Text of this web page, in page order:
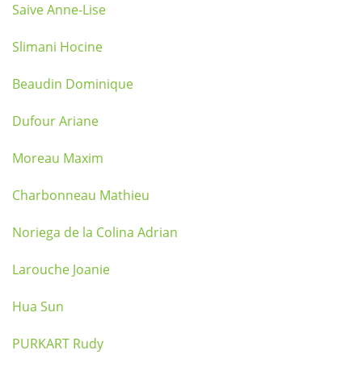
Saive Anne-Lise
Slimani Hocine
Beaudin Dominique
Dufour Ariane
Moreau Maxim
Charbonneau Mathieu
Noriega de la Colina Adrian
Larouche Joanie
Hua Sun
PURKART Rudy